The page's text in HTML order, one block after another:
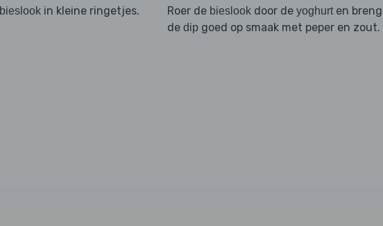
bieslook in kleine ringetjes. Roer de bieslookdoor de yoghurten breng
de dipgoed op smaak met peper en zout.